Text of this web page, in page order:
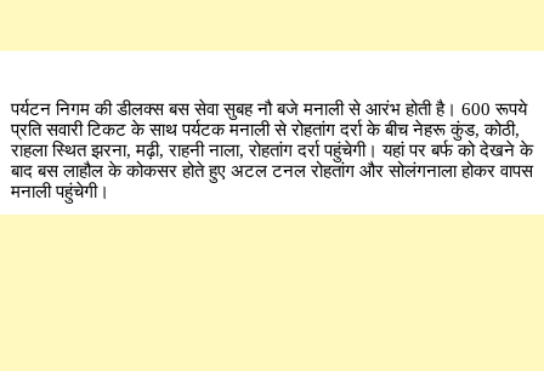
पर्यटन निगम की डीलक्स बस सेवा सुबह नौ बजे मनाली से आरंभ होती है। 600 रूपये
प्रति सवारी टिकट के साथ पर्यटक मनाली से रोहतांग दर्रा के बीच नेहरू कुंड, कोठी,
राहला स्थित झरना, मढ़ी, राहनी नाला, रोहतांग दर्रा पहुंचेगी। यहां पर बर्फ को देखने के
बाद बस लाहौल के कोकसर होते हुए अटल टनल रोहतांग और सोलंगनाला होकर वापस
मनाली पहुंचेगी।